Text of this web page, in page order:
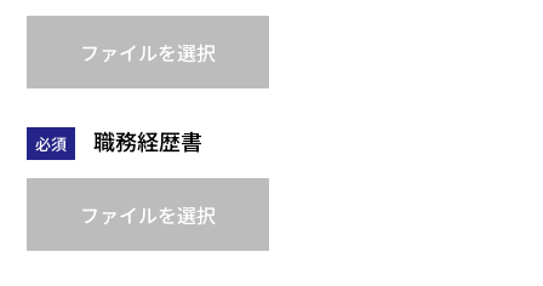
ファイルを選択
必須 職務経歴書
ファイルを選択